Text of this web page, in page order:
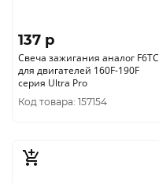
137 p
Свеча зажигания аналог F6TC
для двигателей 160F-190F
серия Ultra Pro
Код товара: 157154